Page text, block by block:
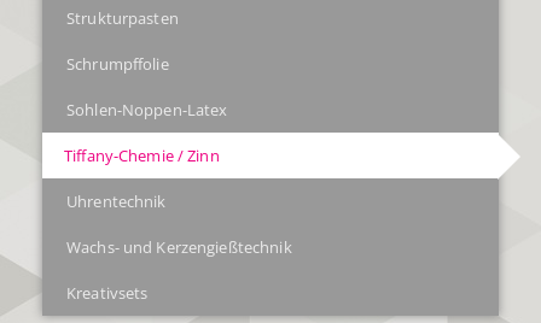
Strukturpasten
Schrumpffolie
Sohlen-Noppen-Latex
Tiffany-Chemie / Zinn
Uhrentechnik
Wachs- und Kerzengießtechnik
Kreativsets